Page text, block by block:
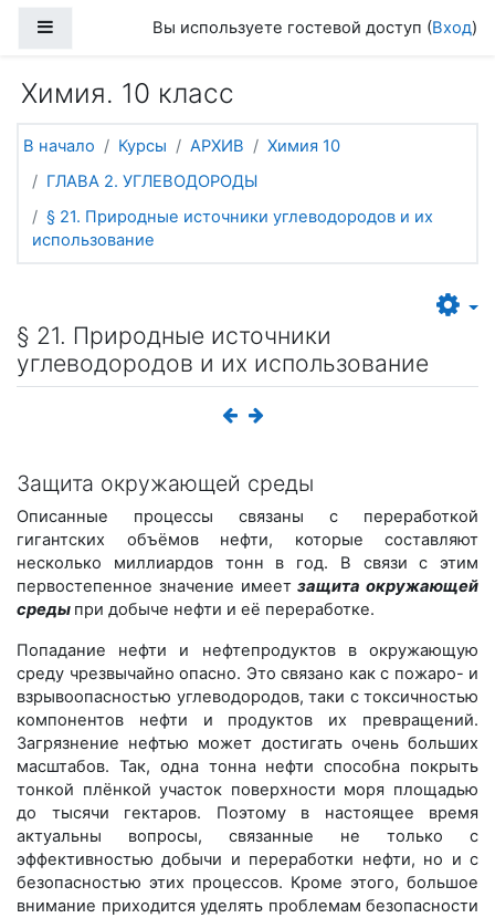
Боковая панельВы используете гостевой доступ (Вход)
Химия. 10 класс
В начало Курсы АРХИВ
Химия 10
ГЛАВА 2. УГЛЕВОДОРОДЫ
§ 21. Природные источники углеводородов и их
использование
§ 21. Природные источники
углеводородов и их использование
Защита окружающей среды
Описанные процессы связаны с переработкой
гигантских объёмов нефти, которые составляют
несколько миллиардов тонн в год. В связи с этим
первостепенное значение имеетзащита окружающей
среды при добыче нефти и её переработке.
Попадание нефти и нефтепродуктов в окружающую
среду чрезвычайно опасно. Это связано как с пожаро- и
взрывоопасностью углеводородов, таки с токсичностью
компонентов нефти и продуктов их превращений.
Загрязнение нефтью может достигать очень больших
масштабов. Так, одна тонна нефти способна покрыть
тонкой плёнкой участок поверхности моря площадью
до тысячи гектаров. Поэтому в настоящее время
актуальны вопросы, связанные не только с
эффективностью добычи и переработки нефти, но и с
безопасностью этих процессов. Кроме этого, большое
внимание приходится уделять проблемам безопасности